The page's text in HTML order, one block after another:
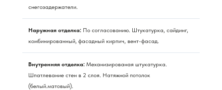
снегозадержатели.
Наружная отделка: По согласованию. Штукатурка, сайдинг,
комбинированный, фасадный кирпич, вент-фасад.
Внутренняя отделка: Механизированая штукатурка.
Шпатлевание стен в 2 слоя. Натяжной потолок
(белый.матовый).